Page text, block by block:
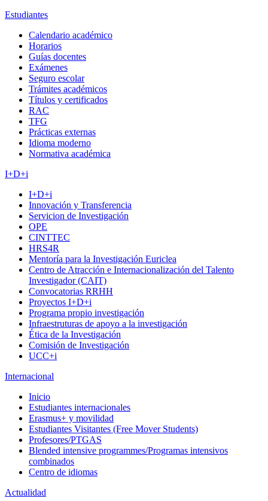
Estudiantes
Calendario académico
Horarios
Guías docentes
Exámenes
Seguro escolar
Trámites académicos
Títulos y certificados
RAC
TFG
Prácticas externas
Idioma moderno
Normativa académica
I+D+i
I+D+i
Innovación y Transferencia
Servicion de Investigación
OPE
CINTTEC
HRS4R
Mentoría para la Investigación Euriclea
Centro de Atracción e Internacionalización del Talento
Investigador (CAIT)
Convocatorias RRHH
Proyectos I+D+i
Programa propio investigación
Infraestruturas de apoyo a la investigación
Ética de la Investigación
Comisión de Investigación
UCC+i
Internacional
Inicio
Estudiantes internacionales
Erasmus+ y movilidad
Estudiantes Visitantes (Free Mover Students)
Profesores/PTGAS
Blended intensive programmes/Programas intensivos
combinados
Centro de idiomas
Actualidad